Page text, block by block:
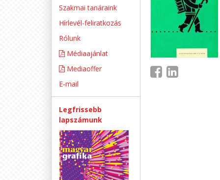
Szakmai tanáraink
Hírlevél-feliratkozás
Rólunk
Médiaajánlat
Mediaoffer
E-mail
Legfrissebb
lapszámunk